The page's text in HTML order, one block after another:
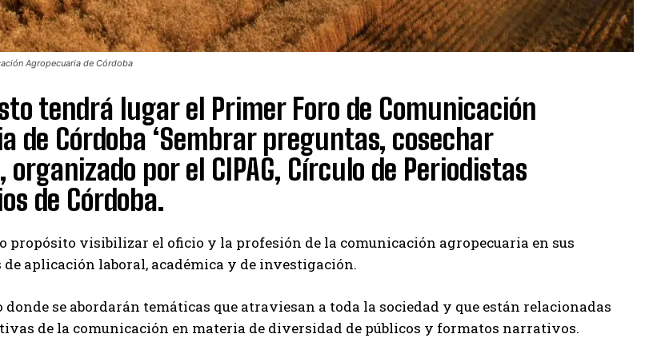
Agropecuaria de Córdoba
tendrá lugar el Primer Foro de Comunicación
de Córdoba ‘Sembrar preguntas, cosechar
organizado por el CIPAG, Círculo de Periodistas
de Córdoba.
propósito visibilizar el oficio y la profesión de la comunicación agropecuaria en sus
aplicación laboral, académica y de investigación.
donde se abordarán temáticas que atraviesan a toda la sociedad y que están relacionadas
de la comunicación en materia de diversidad de públicos y formatos narrativos.